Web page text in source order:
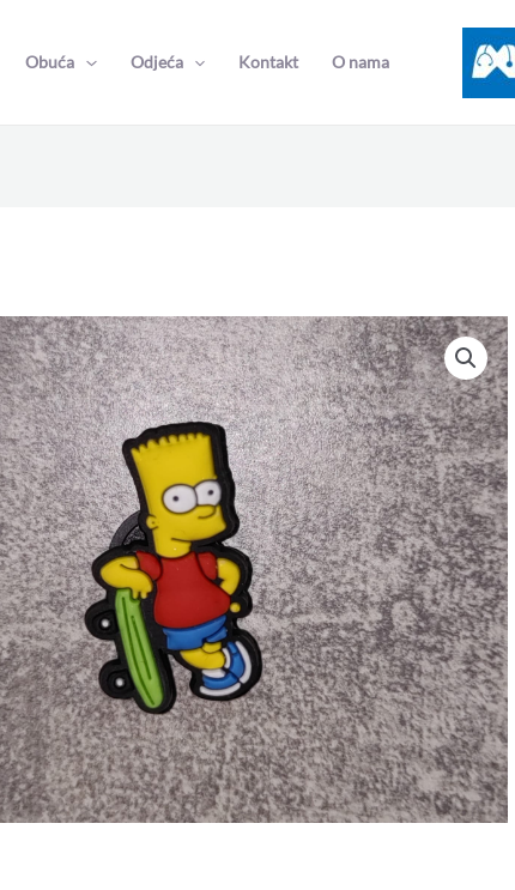
Obuća Odjeća Kontakt O nama